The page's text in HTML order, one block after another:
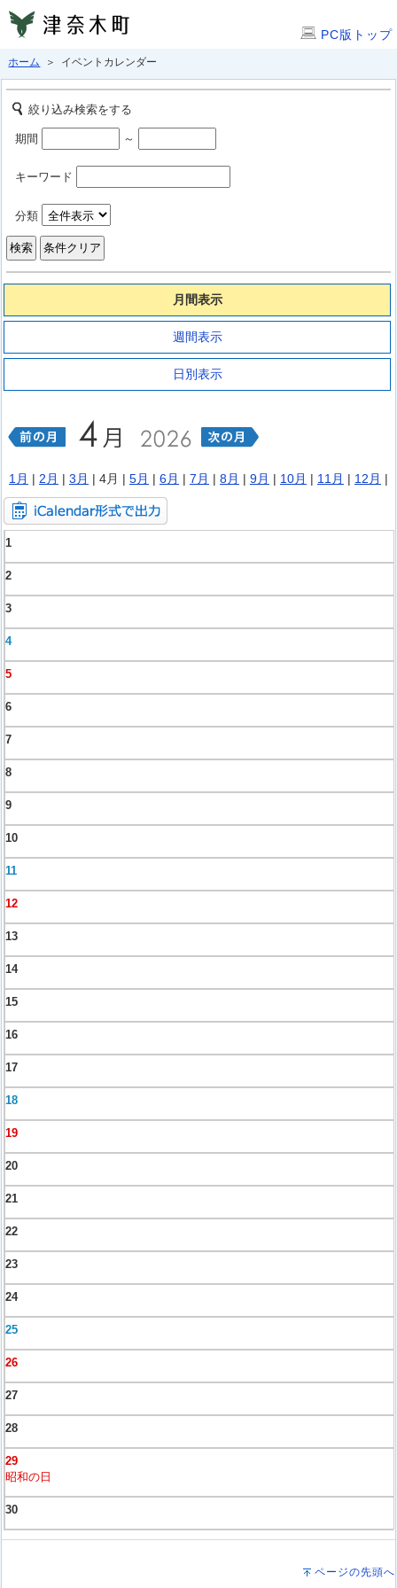
PC版トップ
ホーム ＞ イベントカレンダー
絞り込み検索をする
期間 ～
キーワード
分類
月間表示
週間表示
日別表示
1月 | 2月 | 3月 | 4月 | 5月 | 6月 | 7月 | 8月 | 9月 | 10月 | 11月 | 12月 |
1
2
3
4
5
6
7
8
9
10
11
12
13
14
15
16
17
18
19
20
21
22
23
24
25
26
27
28
29
昭和の日
30
ページの先頭へ